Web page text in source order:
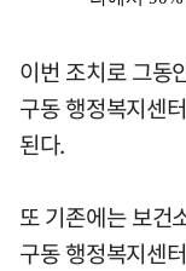
이번 조치로 그동
구동 행정복지센
된다.
또 기존에는 보건
구동 행정복지센